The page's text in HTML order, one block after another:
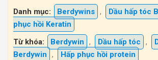
Danh mục:
Berdywins , Dầu hấp tóc
phục hồi Keratin
Từ khóa:
Berdywin , Dầu hấp tóc ,
Berdywin
, Hấp phục hồi protein